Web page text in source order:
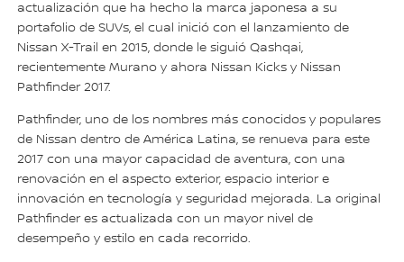
actualización que ha hecho la marca japonesa a su
portafolio de SUVs, el cual inició con el lanzamiento de
Nissan X-Trail en 2015, donde le siguió Qashqai,
recientemente Murano y ahora Nissan Kicks y Nissan
Pathfinder 2017.
Pathfinder, uno de los nombres más conocidos y populares
de Nissan dentro de América Latina, se renueva para este
2017 con una mayor capacidad de aventura, con una
renovación en el aspecto exterior, espacio interior e
innovación en tecnología y seguridad mejorada. La original
Pathfinder es actualizada con un mayor nivel de
desempeño y estilo en cada recorrido.